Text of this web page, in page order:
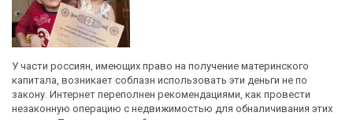
У части россиян, имеющих право на получение материнского
капитала, возникает соблазн использовать эти деньги не по
закону. Интернет переполнен рекомендациями, как провести
незаконную операцию с недвижимостью для обналичивания этих